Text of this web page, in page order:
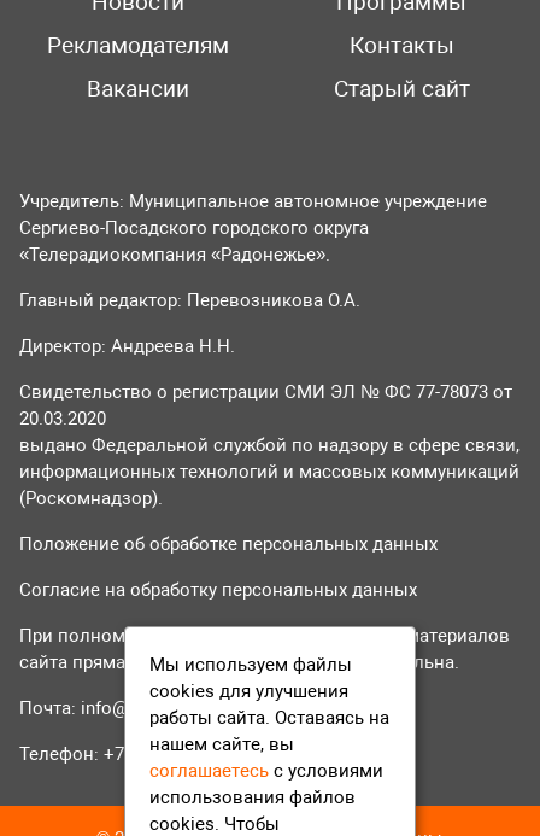
Рекламодателям
Контакты
Вакансии
Старый сайт
Учредитель: Муниципальное автономное учреждение
Сергиево-Посадского городского округа
«Телерадиокомпания «Радонежье».
Главный редактор: Перевозникова О.А.
Директор: Андреева Н.Н.
Свидетельство о регистрации СМИ ЭЛ № ФС 77-78073 от
20.03.2020
выдано Федеральной службой по надзору в сфере связи,
информационных технологий и массовых коммуникаций
(Роскомнадзор).
Положение об обработке персональных данных
Согласие на обработку персональных данных
При полном или частичном использовании материалов
сайта прямая гиперссылка на tvr24.tv обязательна.
Почта: info@tvr24.tv
Телефон: +7 (496) 551-04-95
Мы используем файлы
cookies для улучшения
работы сайта. Оставаясь на
нашем сайте, вы
соглашаетесь с условиями
использования файлов
cookies. Чтобы